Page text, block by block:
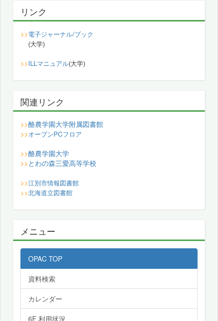
リンク
>>電子ジャーナル/ブック
(大学)
>>ILLマニュアル(大学)
関連リンク
>>酪農学園大学附属図書館
>>オープンPCフロア
>>酪農学園大学
>> とわの森三愛高等学校
>>江別市情報図書館
>>北海道立図書館
メニュー
OPAC TOP
資料検索
カレンダー
6F 利用状況